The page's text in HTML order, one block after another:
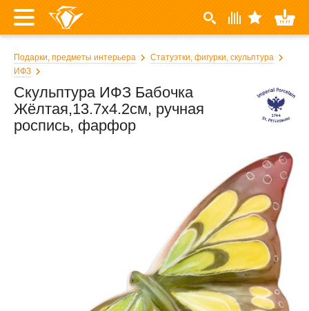
Подарки, предметы интерьера
Статуэтки, фигурки, скульптура
ИФЗ
Скульптура ИФЗ Бабочка
Жёлтая,13.7x4.2см, ручная
роспись, фарфор